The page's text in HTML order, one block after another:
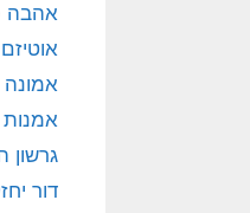
אהבה
אוטיזם
אמונה
אמנות
גרשון
דור